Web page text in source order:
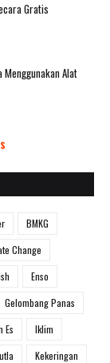
Gratis
Menggunakan Alat
BMKG
Change
Enso
Gelombang Panas
Es
Iklim
Kekeringan